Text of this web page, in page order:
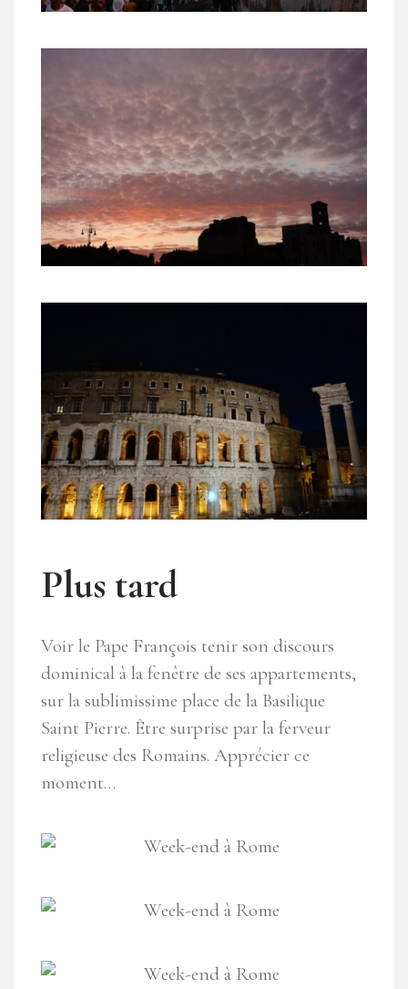
Plus tard
Voir le Pape François tenir son discours
dominical à la fenêtre de ses appartements,
sur la sublimissime place de la Basilique
Saint Pierre. Être surprise par la ferveur
religieuse des Romains. Apprécier ce
moment…